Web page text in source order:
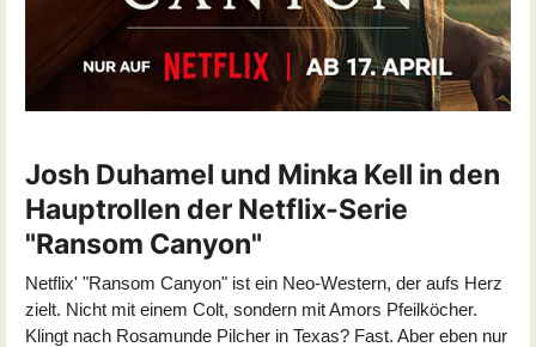
Josh Duhamel und Minka Kell in den
Hauptrollen der Netflix-Serie
"Ransom Canyon"
Netflix' "Ransom Canyon" ist ein Neo-Western, der aufs Herz
zielt. Nicht mit einem Colt, sondern mit Amors Pfeilköcher.
Klingt nach Rosamunde Pilcher in Texas? Fast. Aber eben nur